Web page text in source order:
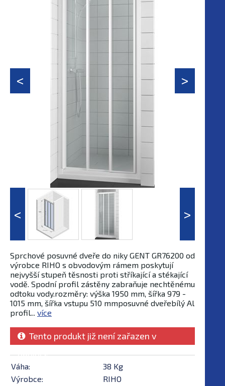
Sprchové posuvné dveře do niky GENT GR76200 od
výrobce RIHO s obvodovým rámem poskytují
nejvyšší stupeň těsnosti proti stříkající a stékající
vodě. Spodní profil zástěny zabraňuje nechtěnému
odtoku vody.rozměry: výška 1950 mm, šířka 979 -
1015 mm, šířka vstupu 510 mmposuvné dveřebílý Al
profil... více
Tento produkt již není zařazen v
nabídce
Váha:
38 Kg
Výrobce:
RIHO